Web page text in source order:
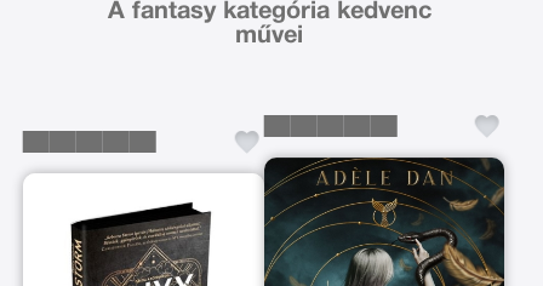
A fantasy kategória kedvenc
művei